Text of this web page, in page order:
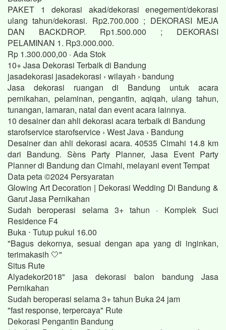
PAKET 1 dekorasi akad/dekorasi enegement/dekorasi
ulang tahun/dekorasi. Rp2.700.000 ; DEKORASI MEJA
DAN BACKDROP. Rp1.500.000 ; DEKORASI
PELAMINAN 1. Rp3.000.000.
Rp 1.300.000,00 · ‎Ada Stok
10+ Jasa Dekorasi Terbaik di Bandung
jasadekorasi jasadekorasi › wilayah › bandung
Jasa dekorasi ruangan di Bandung untuk acara
pernikahan, pelaminan, pengantin, aqiqah, ulang tahun,
tunangan, lamaran, natal dan event acara lainnya.
10 desainer dan ahli dekorasi acara terbaik di Bandung
starofservice starofservice › West Java › Bandung
Desainer dan ahli dekorasi acara. 40535 Cimahi 14.8 km
dari Bandung. Sèns Party Planner, Jasa Event Party
Planner di Bandung dan Cimahi, melayani event Tempat
Data peta ©2024 Persyaratan
Glowing Art Decoration | Dekorasi Wedding Di Bandung &
Garut Jasa Pernikahan
Sudah beroperasi selama 3+ tahun · Komplek Suci
Residence F4
Buka ⋅ Tutup pukul 16.00
"Bagus dekornya, sesuai dengan apa yang di inginkan,
terimakasih 🤍"
Situs Rute
Alyadekor2018" jasa dekorasi balon bandung Jasa
Pernikahan
Sudah beroperasi selama 3+ tahun Buka 24 jam
"fast response, terpercaya" Rute
Dekorasi Pengantin Bandung